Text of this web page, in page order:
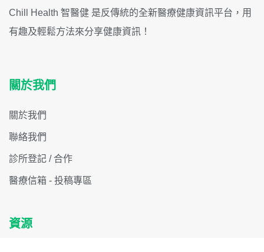
Chill Health 智醫健 是反傳統的全新醫療健康資訊平台，用
有趣及輕鬆方法來分享健康資訊！
關於我們
關於我們
聯絡我們
診所登記 / 合作
醫療信箱 - 投稿專區
資源